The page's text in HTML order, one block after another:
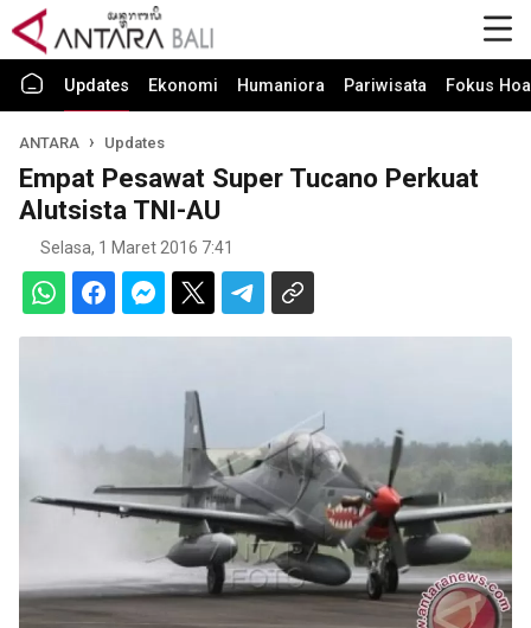
Updates Ekonomi Humaniora Pariwisata Fokus
ANTARA Updates
Empat Pesawat Super Tucano Perkuat
Alutsista TNI-AU
Selasa, 1 Maret 2016 7:41